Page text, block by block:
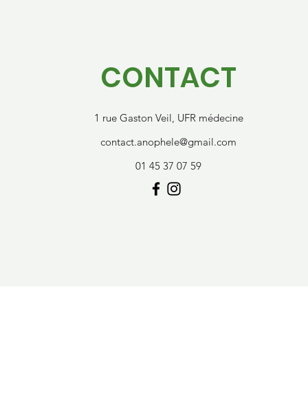
CONTACT
1 rue Gaston Veil, UFR médecine
contact.anophele@gmail.com
01 45 37 07 59